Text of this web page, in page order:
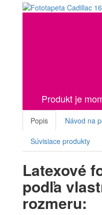
Produkt je
Popis Návod na
Súvisiace produkty
Latexové
podľa
rozmeru: